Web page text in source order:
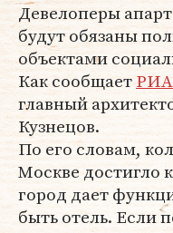
Девелоперы
будут обязаны
объектами
Как сообщаетРИА
главный
Кузнецов.
По его словам,
Москве достигло
город дает
быть отель. Если